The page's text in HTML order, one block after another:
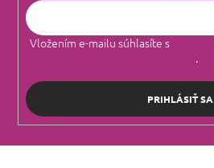
Vložením e-mailu súhlasíte s
.
PRIHLÁSIŤ SA